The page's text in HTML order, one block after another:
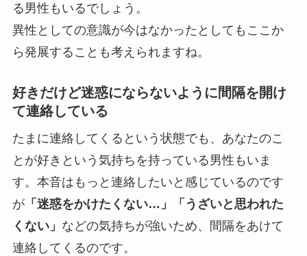
る男性もいるでしょう。
異性としての意識が今はなかったとしてもここか
ら発展することも考えられますね。
好きだけど迷惑にならないように間隔を開け
て連絡している
たまに連絡してくるという状態でも、あなたのこ
とが好きという気持ちを持っている男性もいま
す。本音はもっと連絡したいと感じているのです
が「迷惑をかけたくない…」「うざいと思われた
くない」 などの気持ちが強いため、間隔をあけて
連絡してくるのです。